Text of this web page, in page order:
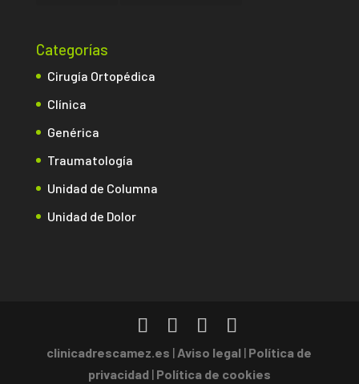
Categorías
Cirugía Ortopédica
Clínica
Genérica
Traumatología
Unidad de Columna
Unidad de Dolor
clinicadrescamez.es | Aviso legal | Política de
privacidad| Política de cookies